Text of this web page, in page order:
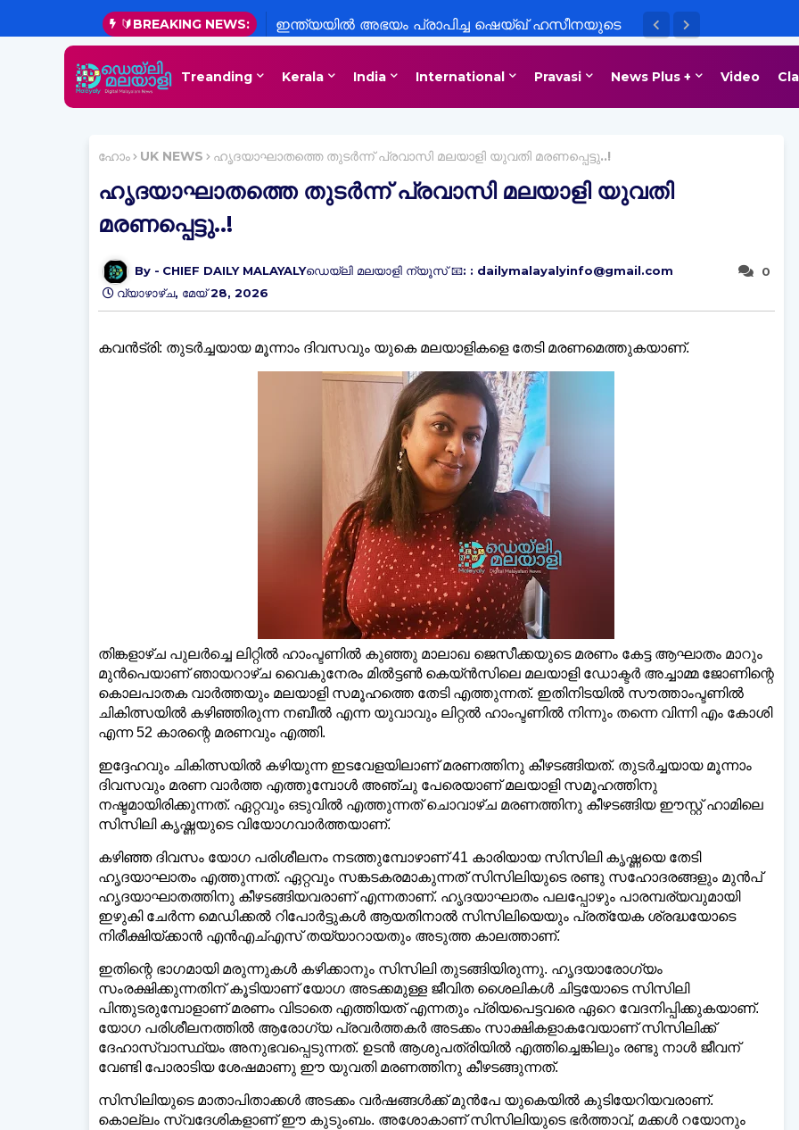
🔰BREAKING NEWS:
ഇന്ത്യയിൽ അഭയം പ്രാപിച്ച ഷെയ്ഖ് ഹസീനയുടെ
നിർണ്ണായക വർത്താ സമ്മേളനം
Treanding Kerala India International Pravasi News Plus + Video
ഹോം UK NEWS ഹൃദയാഘാതത്തെ തുടർന്ന് പ്രവാസി മലയാളി യുവതി മരണപ്പെട്ടു..!
ഹൃദയാഘാതത്തെ തുടർന്ന് പ്രവാസി മലയാളി യുവതി
മരണപ്പെട്ടു..!
0
CHIEF DAILY MALAYALYഡെയ്‌ലി മലയാളി ന്യൂസ് 📧: : dailymalayalyinfo@gmail.com
വ്യാഴാഴ്‌ച, മേയ് 28, 2026
കവന്‍ട്രി: തുടര്‍ച്ചയായ മൂന്നാം ദിവസവും യുകെ മലയാളികളെ തേടി മരണമെത്തുകയാണ്.
തിങ്കളാഴ്ച പുലര്‍ച്ചെ ലിറ്റില്‍ ഹാംപ്ടണില്‍ കുഞ്ഞു മാലാഖ ജെസീക്കയുടെ മരണം കേട്ട ആഘാതം മാറും
മുന്‍പെയാണ് ഞായറാഴ്ച വൈകുനേരം മില്‍ട്ടണ്‍ കെയ്ന്‍സിലെ മലയാളി ഡോക്ടര്‍ അച്ചാമ്മ ജോണിന്റെ
കൊലപാതക വാര്‍ത്തയും മലയാളി സമൂഹത്തെ തേടി എത്തുന്നത്. ഇതിനിടയില്‍ സൗത്താംപ്ടണില്‍
ചികിത്സയില്‍ കഴിഞ്ഞിരുന്ന നബീല്‍ എന്ന യുവാവും ലിറ്റല്‍ ഹാംപ്ടണില്‍ നിന്നും തന്നെ വിന്നി എം കോശി
എന്ന 52 കാരന്റെ മരണവും എത്തി.
ഇദ്ദേഹവും ചികിത്സയില്‍ കഴിയുന്ന ഇടവേളയിലാണ് മരണത്തിനു കീഴടങ്ങിയത്. തുടര്‍ച്ചയായ മൂന്നാം
ദിവസവും മരണ വാര്‍ത്ത എത്തുമ്പോള്‍ അഞ്ചു പേരെയാണ് മലയാളി സമൂഹത്തിനു
നഷ്ടമായിരിക്കുന്നത്. ഏറ്റവും ഒടുവില്‍ എത്തുന്നത് ചൊവാഴ്ച മരണത്തിനു കീഴടങ്ങിയ ഈസ്റ്റ് ഹാമിലെ
സിസിലി കൃഷ്ണയുടെ വിയോഗവാര്‍ത്തയാണ്.
കഴിഞ്ഞ ദിവസം യോഗ പരിശീലനം നടത്തുമ്പോഴാണ് 41 കാരിയായ സിസിലി കൃഷ്ണയെ തേടി
ഹൃദയാഘാതം എത്തുന്നത്. ഏറ്റവും സങ്കടകരമാകുന്നത് സിസിലിയുടെ രണ്ടു സഹോദരങ്ങളും മുന്‍പ്
ഹൃദയാഘാതത്തിനു കീഴടങ്ങിയവരാണ് എന്നതാണ്. ഹൃദയാഘാതം പലപ്പോഴും പാരമ്പര്യവുമായി
ഇഴുകി ചേര്‍ന്ന മെഡിക്കല്‍ റിപോര്‍ട്ടുകള്‍ ആയതിനാല്‍ സിസിലിയെയും പ്രത്യേക ശ്രദ്ധയോടെ
നിരീക്ഷിയ്ക്കാന്‍ എന്‍എച്എസ് തയ്യാറായതും അടുത്ത കാലത്താണ്.
ഇതിന്റെ ഭാഗമായി മരുന്നുകള്‍ കഴിക്കാനും സിസിലി തുടങ്ങിയിരുന്നു. ഹൃദയാരോഗ്യം
സംരക്ഷിക്കുന്നതിന് കൂടിയാണ് യോഗ അടക്കമുള്ള ജീവിത ശൈലികള്‍ ചിട്ടയോടെ സിസിലി
പിന്തുടരുമ്പോളാണ് മരണം വിടാതെ എത്തിയത് എന്നതും പ്രിയപെട്ടവരെ ഏറെ വേദനിപ്പിക്കുകയാണ്.
യോഗ പരിശീലനത്തില്‍ ആരോഗ്യ പ്രവര്‍ത്തകര്‍ അടക്കം സാക്ഷികളാകവേയാണ് സിസിലിക്ക്
ദേഹാസ്വാസ്ഥ്യം അനുഭവപ്പെടുന്നത്. ഉടന്‍ ആശുപത്രിയില്‍ എത്തിച്ചെങ്കിലും രണ്ടു നാള്‍ ജീവന്
വേണ്ടി പോരാടിയ ശേഷമാണു ഈ യുവതി മരണത്തിനു കീഴടങ്ങുന്നത്.
സിസിലിയുടെ മാതാപിതാക്കള്‍ അടക്കം വര്‍ഷങ്ങള്‍ക്ക് മുന്‍പേ യുകെയില്‍ കുടിയേറിയവരാണ്.
കൊല്ലം സ്വദേശികളാണ് ഈ കുടുംബം. അശോകാണ് സിസിലിയുടെ ഭര്‍ത്താവ്, മക്കള്‍ റയോനും
ഡെയ്‌ലി മലയാളി ന്യൂസ്, www.dailymalayaly.com